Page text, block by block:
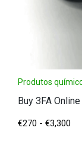
Produtos
Buy 3FA Online
€270 - €3,300